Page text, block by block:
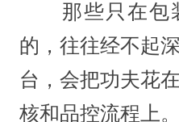
那些只在包
的，往往经不起
台，会把功夫花
核和品控流程上。